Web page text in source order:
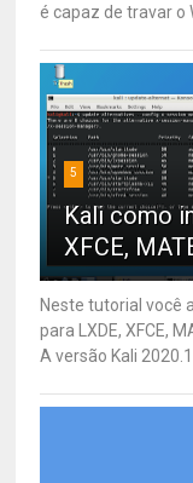
é capaz de travar o
5
Kali como
XFCE,
Neste tutorial você
para LXDE, XFCE,
A versão Kali 2020.1